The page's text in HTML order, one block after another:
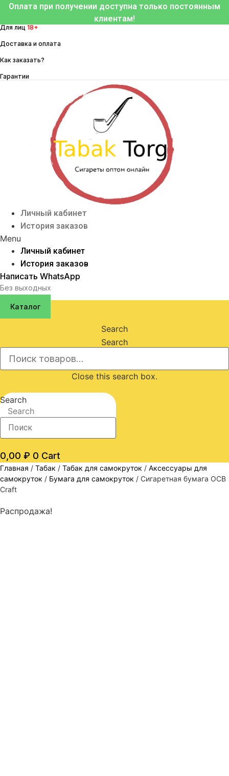
Перейти
содержимому
Оплата при получении доступна только постоянным
клиентам!
Для лиц 18+
Доставка и оплата
Как заказать?
Гарантии
Личный кабинет
История заказов
Menu
Личный кабинет
История заказов
Написать WhatsApp
Без выходных
Каталог
Search
Search
Close this search box.
Search
Search
0,00 ₽ 0 Cart
Главная / Табак / Табак для самокруток / Аксессуары для
самокруток / Бумага для самокруток / Сигаретная бумага OCB
Craft
Распродажа!